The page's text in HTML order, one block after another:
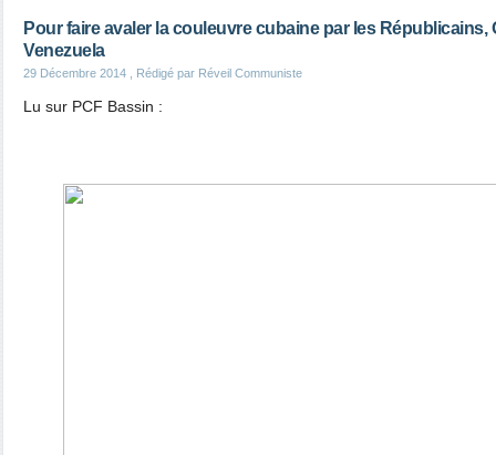
Pour faire avaler la couleuvre cubaine par les Républicains,
Venezuela
29 Décembre 2014 , Rédigé par Réveil Communiste
Lu sur PCF Bassin :